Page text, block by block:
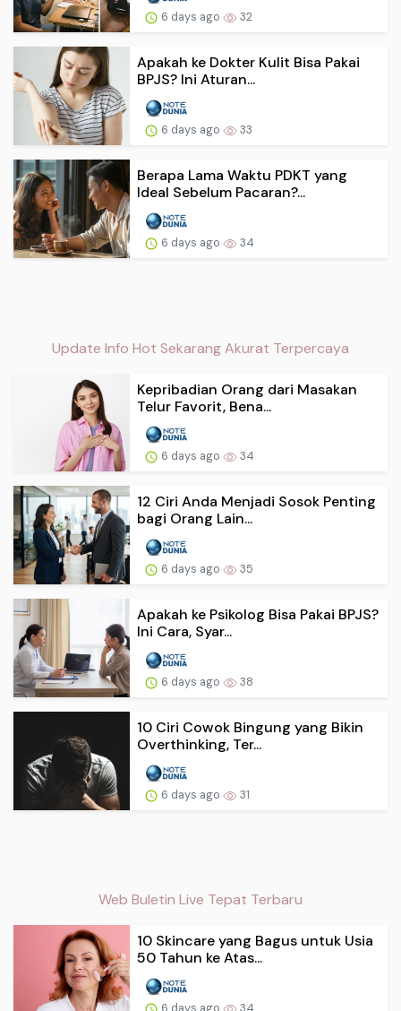
6 days ago 32
Apakah ke Dokter Kulit Bisa Pakai
BPJS? Ini Aturan...
6 days ago 33
Berapa Lama Waktu PDKT yang
Ideal Sebelum Pacaran?...
6 days ago 34
Update Info Hot Sekarang Akurat Terpercaya
Kepribadian Orang dari Masakan
Telur Favorit, Bena...
6 days ago 34
12 Ciri Anda Menjadi Sosok Penting
bagi Orang Lain...
6 days ago 35
Apakah ke Psikolog Bisa Pakai BPJS?
Ini Cara, Syar...
6 days ago 38
10 Ciri Cowok Bingung yang Bikin
Overthinking, Ter...
6 days ago 31
Web Buletin Live Tepat Terbaru
10 Skincare yang Bagus untuk Usia
50 Tahun ke Atas...